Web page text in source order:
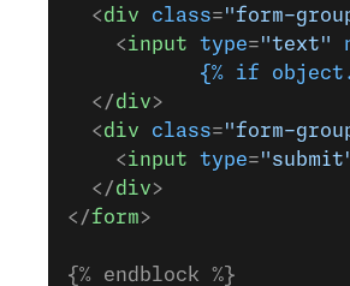
  <
div class="form-
    <
input type="text"
           {%
if
  </
div>
  <
div class="form-
    <
input type=
  </
div>
</form>
{% endblock %}